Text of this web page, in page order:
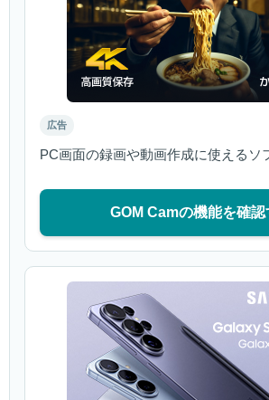
広告
PC画面の録画や動画作成に使えるソ
GOM Camの機能を確認